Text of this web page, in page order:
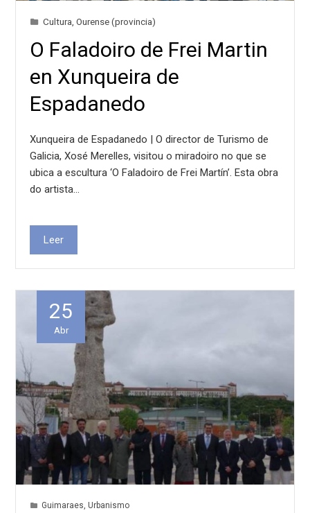
Cultura ,Ourense (provincia)
O Faladoiro de Frei Martin
en Xunqueira de
Espadanedo
Xunqueira de Espadanedo | O director de Turismo de
Galicia, Xosé Merelles, visitou o miradoiro no que se
ubica a escultura ‘O Faladoiro de Frei Martín’. Esta obra
do artista…
Leer
25
Abr
Guimaraes, Urbanismo